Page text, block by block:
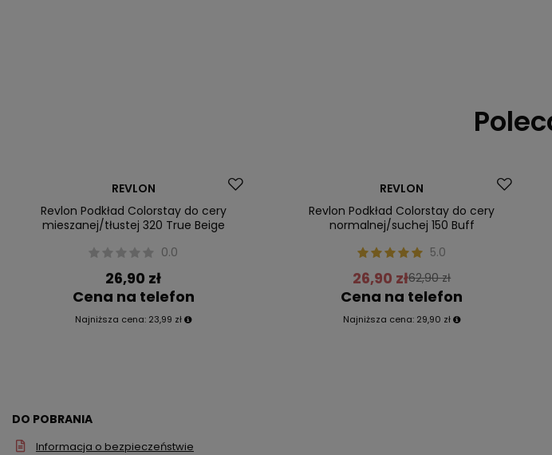
REVLON
Revlon Podkład Colorstay do cery
mieszanej/tłustej 320 True Beige
0.0
26,90 zł
Cena na telefon
Najniższa cena: 23,99 zł
REVLON
Revlon Podkład Colorstay do cery
normalnej/suchej 150 Buff
5.0
26,90 zł62,90 zł
Cena na telefon
Najniższa cena: 29,90 zł
DO POBRANIA
Informacja o bezpieczeństwie